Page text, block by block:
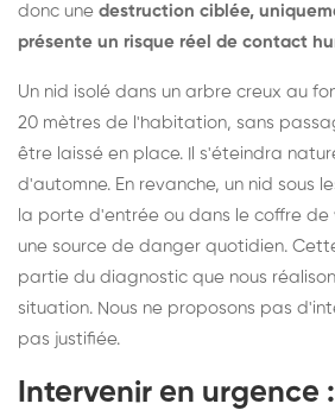
donc une destruction ciblée,
présente un risque réel de contact
Un nid isolé dans un arbre creux au
20 mètres de l'habitation, sans
être laissé en place. Il s'éteindra
d'automne. En revanche, un nid sous
la porte d'entrée ou dans le coffre de
une source de danger quotidien.
partie du diagnostic que nous
situation. Nous ne proposons pas
pas justifiée.
Intervenir en urgence